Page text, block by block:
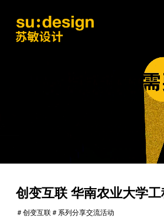
创变互联 华南农业大学
＃创变互联＃系列分享交流活动